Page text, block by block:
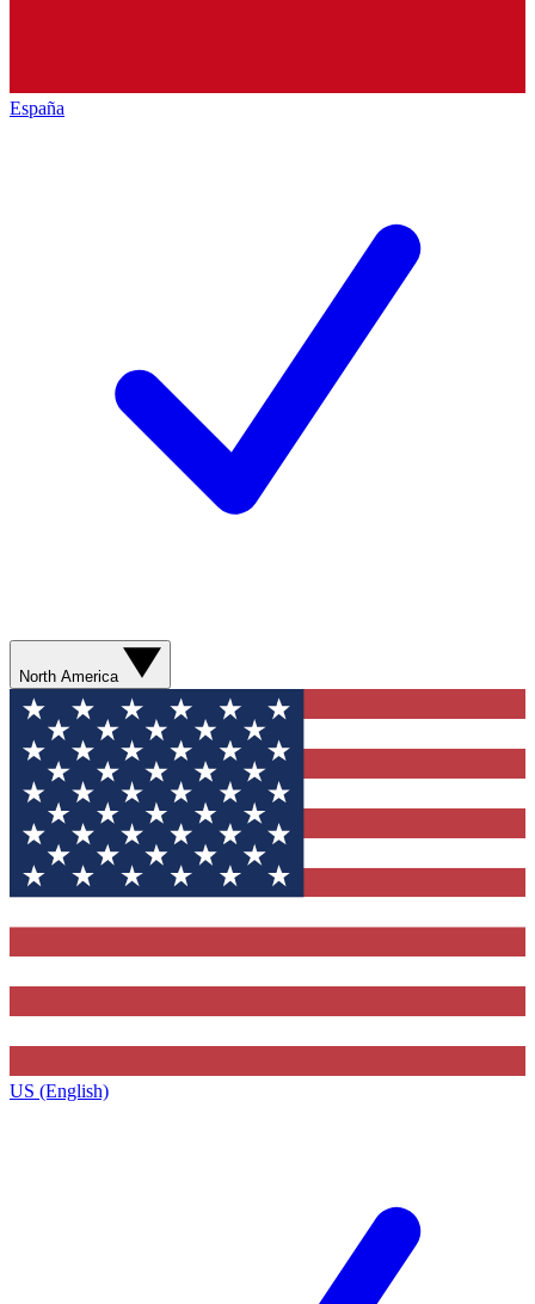
España
North America
US (English)